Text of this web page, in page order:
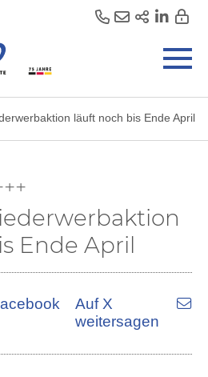
läuft noch bis Ende April
Ende April
Auf X
weitersagen